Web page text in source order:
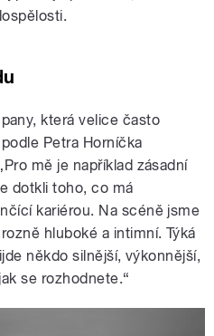
která velice často
Petra Horníčka
mě je například zásadní
dotkli toho, co má
kariérou. Na scéně jsme
hluboké a intimní. Týká
někdo silnější, výkonnější,
se rozhodnete.“